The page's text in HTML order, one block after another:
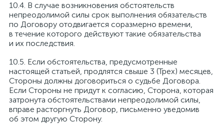
В случае возникновения обстоятельств
непреодолимой силы срок выполнения обязательств
по Договору отодвигается соразмерно времени,
в течение которого действуют такие обязательства
и их последствия.
Если обстоятельства, предусмотренные
настоящей статьей, продлятся свыше 3 (Трех) месяцев,
Стороны должны договориться о судьбе Договора.
Если Стороны не придут к согласию, Сторона, которая
затронута обстоятельствами непреодолимой силы,
вправе расторгнуть Договор, письменно уведомив
об этом другую Сторону.